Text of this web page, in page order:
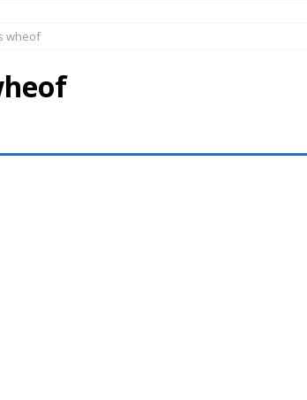
sofort elektrisch: Halligbahn wird modernisiert
wheof